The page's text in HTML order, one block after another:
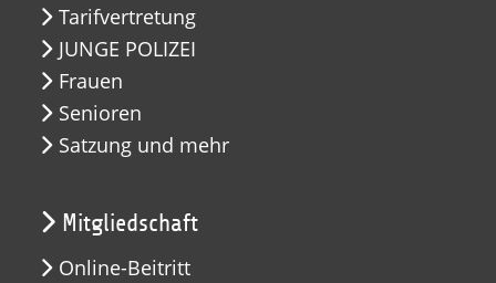
Tarifvertretung
JUNGE POLIZEI
Frauen
Senioren
Satzung und mehr
Mitgliedschaft
Online-Beitritt